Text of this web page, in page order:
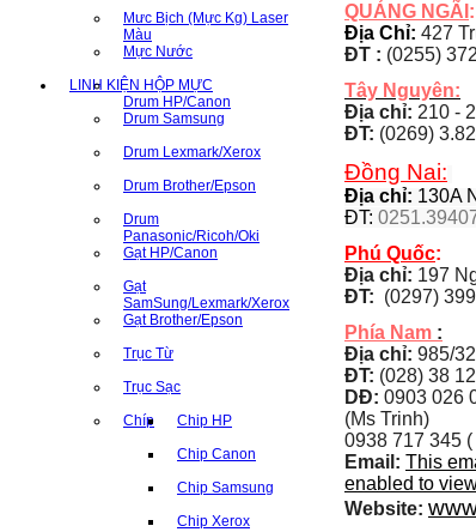
Mưc Bịch (Mực Kg) Laser
Màu
Mực Nước
LINH KIỆN HỘP MỰC
Drum HP/Canon
Drum Samsung
Drum Lexmark/Xerox
Drum Brother/Epson
Drum
Panasonic/Ricoh/Oki
Gạt HP/Canon
Gạt
SamSung/Lexmark/Xerox
Gạt Brother/Epson
Trục Từ
Trục Sạc
Chíp Chip HP
Chip Canon
Chip Samsung
Chip Xerox
QUẢNG NGÃI :
Địa Chỉ: 427
ĐT : (0255)
Tây Nguyên:
Địa chỉ: 210 -
ĐT: (0269)
Đồng Nai:
Địa chỉ: 130A
ĐT:
Phú Quốc:
Địa chỉ: 197
ĐT: (0297)
Phía Nam :
Địa chỉ: 985/
ĐT: (028) 38
DĐ: 0903 026
(Ms Trinh)
0938 717 345
Email: This
enabled to
Website: